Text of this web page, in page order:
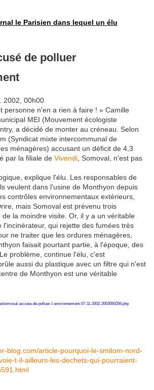
le Parisien dans lequel un élu
de polluer
2002, 00h00
personne n'en a rien à faire ! » Camille
MEI (Mouvement écologiste
a décidé de monter au créneau. Selon
(Syndicat mixte intercommunal de
ménagères) accusant un déficit de 4,3
par la filiale de Vivendi , Somoval, n'est pas
explique l'élu. Les responsables de
veulent dans l'usine de Monthyon depuis
contrôles environnementaux extérieurs,
mais Somoval est prévenu trois
la moindre visite. Or, il y a un véritable
l'incinérateur, qui rejette des fumées très
ne traiter que les ordures ménagères,
faisait pourtant partie, à l'époque, des
problème, continue l'élu, c'est
aussi du plastique avec un filtre qui n'est
de Monthyon est une véritable
somoval-accuse-de-polluer-l-environnement-07-11-2002-2003550256.php
blog.com/article-pourquoi-le-smitom-nord-
t-il-ailleurs-les-dechets-qui-pourraient-